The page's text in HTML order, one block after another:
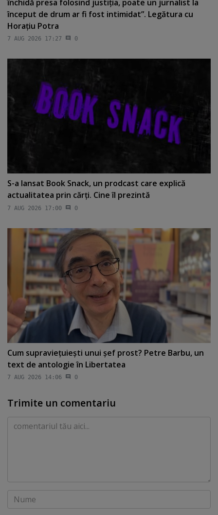
închidă presa folosind justiţia, poate un jurnalist la
început de drum ar fi fost intimidat”. Legătura cu
Horaţiu Potra
7 AUG 2026 17:27 0
S-a lansat Book Snack, un prodcast care explică
actualitatea prin cărţi. Cine îl prezintă
7 AUG 2026 17:00 0
Cum supravieţuieşti unui şef prost? Petre Barbu, un
text de antologie în Libertatea
7 AUG 2026 14:06 0
Trimite un comentariu
Comentariu
Nume